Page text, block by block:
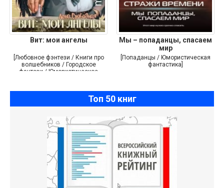
Вит: мои ангелы
[Любовное фэнтези / Книги про
волшебников / Городское
фэнтези / Юмористическое
Мы – попаданцы, спасаем
мир
[Попаданцы / Юмористическая
фантастика]
Топ 50 книг